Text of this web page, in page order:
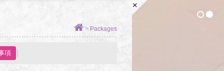
1
+
> Packages
項